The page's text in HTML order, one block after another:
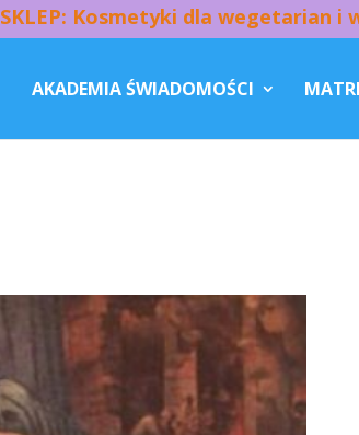
SKLEP: Kosmetyki dla wegetarian i
AKADEMIA ŚWIADOMOŚCI